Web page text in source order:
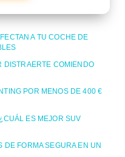
A TU COCHE DE
DISTRAERTE COMIENDO
POR MENOS DE 400 €
ES MEJOR SUV
DE FORMA SEGURA EN UN